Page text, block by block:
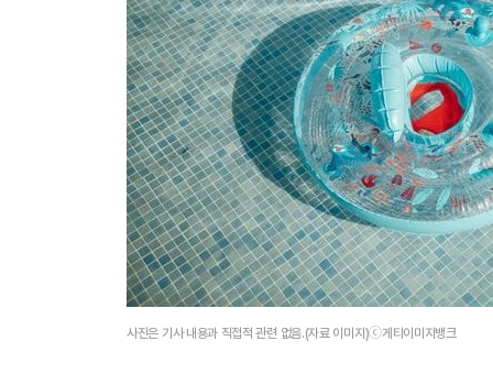
사진은 기사 내용과 직접적 관련 없음.(자료 이미지)ⓒ게티이미지뱅크